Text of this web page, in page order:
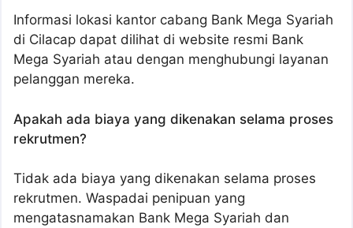
Informasi lokasi kantor cabang Bank Mega Syariah
di Cilacap dapat dilihat di website resmi Bank
Mega Syariah atau dengan menghubungi layanan
pelanggan mereka.
Apakah ada biaya yang dikenakan selama proses
rekrutmen?
Tidak ada biaya yang dikenakan selama proses
rekrutmen. Waspadai penipuan yang
mengatasnamakan Bank Mega Syariah dan